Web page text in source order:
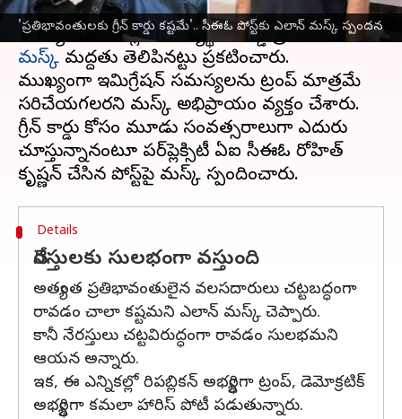
'ప్రతిభావంతులకు గ్రీన్ కార్డు కష్టమే'.. సీఈఓ పోస్ట్‌కు ఎలాన్ మస్క్ స్పందన
అమెరికా అధ్యక్ష ఎన్నికలుమరో ఐదు రోజుల్లో జరగనున్న
నేపథ్యంలో, రిపబ్లికన్ అభ్యర్థి డొనాల్డ్ ట్రంప్‌కుఎలాన్
మస్క్ మద్దతు తెలిపినట్టు ప్రకటించారు.
ముఖ్యంగా ఇమిగ్రేషన్ సమస్యలను ట్రంప్ మాత్రమే
సరిచేయగలరని మస్క్ అభిప్రాయం వ్యక్తం చేశారు.
గ్రీన్ కార్డు కోసం మూడు సంవత్సరాలుగా ఎదురు
చూస్తున్నానంటూ పర్‌ప్లెక్సిటీ ఏఐ సీఈఓ రోహిత్
Details
నేరస్తులకు సులభంగా వస్తుంది
అత్యంత ప్రతిభావంతులైన వలసదారులు చట్టబద్ధంగా
రావడం చాలా కష్టమని ఎలాన్ మస్క్ చెప్పారు.
కానీ నేరస్తులు చట్టవిరుద్ధంగా రావడం సులభమని
ఆయన అన్నారు.
ఇక, ఈ ఎన్నికల్లో రిపబ్లికన్ అభ్యర్థిగా ట్రంప్, డెమోక్రటిక్
అభ్యర్థిగా కమలా హారిస్ పోటీ పడుతున్నారు.